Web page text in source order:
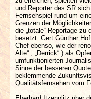
und Reporter des SR
Fernsehspiel rund um
Grenzen der
die „totale“ Reportage zu
besetzt: Gert Günther
Chef ebenso, wie der
Alte“ , „Derrick“ ) als
umfunktionierten
Sinne der besseren
beklemmende
Qualitätsfernsehen vom